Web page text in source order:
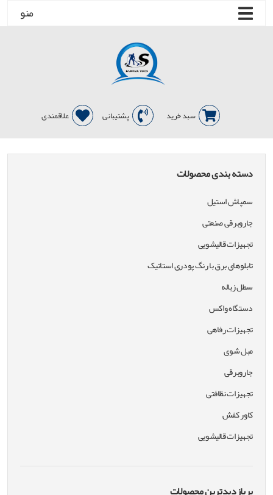
منو
سبد خرید پشتیبانی علاقمندی
دسته بندی محصولات
سمپاش استیل
جاروبرقی صنعتی
تجهیزات قالیشویی
تابلوهای برق با رنگ پودری استاتیک
سطل زباله
دستگاه واکس
تجهیزات رفاهی
مبل شوی
جاروبرقی
تجهیزات نظافتی
کاور کفش
تجهیزات قالیشویی